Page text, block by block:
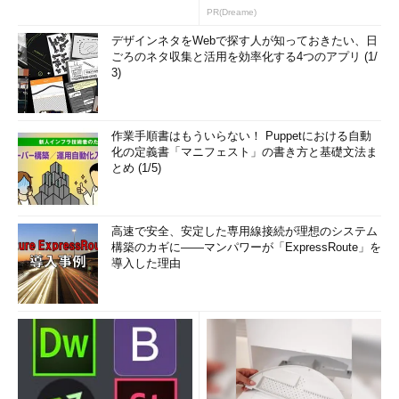
PR(Dreame)
デザインネタをWebで探す人が知っておきたい、日
ごろのネタ収集と活用を効率化する4つのアプリ (1/
3)
作業手順書はもういらない！ Puppetにおける自動
化の定義書「マニフェスト」の書き方と基礎文法ま
とめ (1/5)
高速で安全、安定した専用線接続が理想のシステム
構築のカギに――マンパワーが「ExpressRoute」を
導入した理由